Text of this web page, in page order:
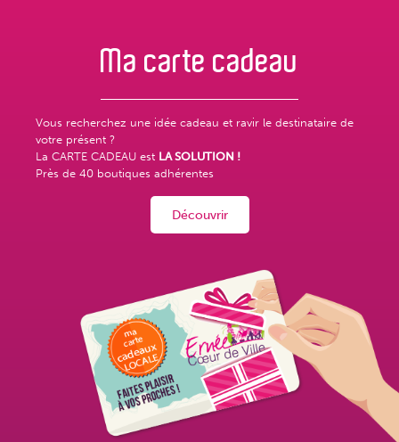
Ma carte cadeau
Vous recherchez une idée cadeau et ravir le destinataire de
votre présent ?
La CARTE CADEAU est LA SOLUTION !
Près de 40 boutiques adhérentes
Découvrir